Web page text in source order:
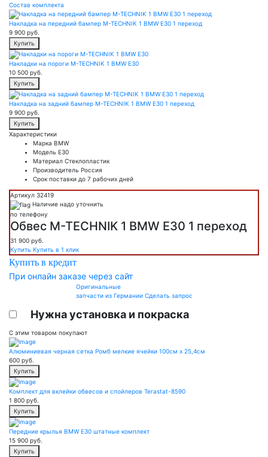
Состав комплекта
Накладка на передний бампер M-TECHNIK 1 BMW E30 1 переход
9 900 руб.
Купить
Накладки на пороги M-TECHNIK 1 BMW E30
10 500 руб.
Купить
Накладка на задний бампер M-TECHNIK 1 BMW E30 1 переход
9 900 руб.
Купить
Характеристики
Марка BMW
Модель E30
Материал Стеклопластик
Производитель Россия
Срок поставки до 7 рабочих дней
Артикул 32419
Наличие надо уточнить
по телефону
Обвес M-TECHNIK 1 BMW E30 1 переход
31 900 руб.
Купить Купить в 1 клик
Купить в кредит
При онлайн заказе через сайт
Оригинальные
запчасти из Германии Сделать запрос
Нужна установка и покраска
С этим товаром покупают
Алюминиевая черная сетка Ромб мелкие ячейки 100см х 25,4см
600 руб.
Купить
Комплект для вклейки обвесов и спойлеров Terastat-8590
1 800 руб.
Купить
Передние крылья BMW E30 штатные комплект
15 900 руб.
Купить